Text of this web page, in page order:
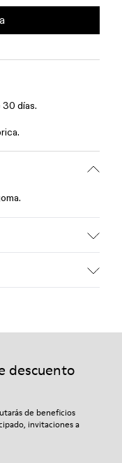
30 días.
de primera
sobre cómo cuidar
del calzado.
descuento
de beneficios
invitaciones a